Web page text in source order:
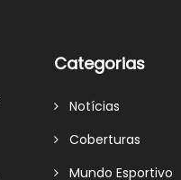
Categorias
Notícias
Coberturas
Mundo Esportivo